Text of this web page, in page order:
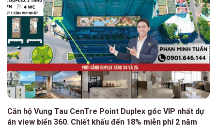
Căn hộ Vung Tau CenTre Point Duplex góc VIP nhất dự
án view biển 360. Chiết khấu đến 18% miễn phí 2 năm